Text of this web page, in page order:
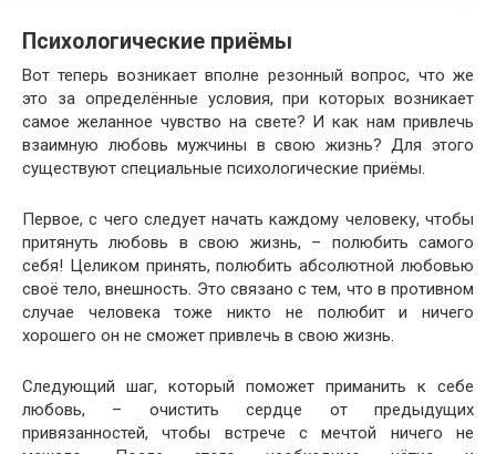
Психологические приёмы
Вот теперь возникает вполне резонный вопрос, что же
это за определённые условия, при которых возникает
самое желанное чувство на свете? И как нам привлечь
взаимную любовь мужчины в свою жизнь? Для этого
существуют специальные психологические приёмы.
Первое, с чего следует начать каждому человеку, чтобы
притянуть любовь в свою жизнь, – полюбить самого
себя! Целиком принять, полюбить абсолютной любовью
своё тело, внешность. Это связано с тем, что в противном
случае человека тоже никто не полюбит и ничего
хорошего он не сможет привлечь в свою жизнь.
Следующий шаг, который поможет приманить к себе
любовь, – очистить сердце от предыдущих
привязанностей, чтобы встрече с мечтой ничего не